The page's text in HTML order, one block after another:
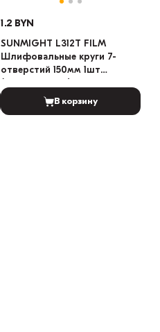
1.2 BYN
SUNMIGHT L312T FILM
Шлифовальные круги 7-
отверстий 150мм 1шт
В корзину